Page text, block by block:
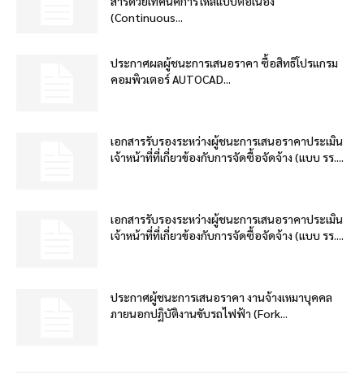
(Continuous...
ประกาศผลผู้ชนะการเสนอราคา ซื้อสิทธิโปรแกรม
คอมพิวเตอร์ AUTOCAD...
เอกสารรับรองระหว่างผู้ชนะการเสนอราคาประเมิน
เจ้าหน้าที่ที่เกี่ยวข้องกับการจัดซื้อจัดจ้าง (แบบ รร....
เอกสารรับรองระหว่างผู้ชนะการเสนอราคาประเมิน
เจ้าหน้าที่ที่เกี่ยวข้องกับการจัดซื้อจัดจ้าง (แบบ รร....
ประกาศผู้ชนะการเสนอราคา งานจ้างเหมาบุคคล
ภายนอกปฏิบัติงานขับรถไฟฟ้า (Fork...